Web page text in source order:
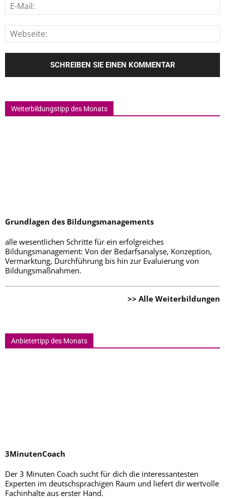
Weiterbildungstipp des Monats
Grundlagen des Bildungsmanagements
alle wesentlichen Schritte für ein erfolgreiches
Bildungsmanagement: Von der Bedarfsanalyse, Konzeption,
Vermarktung, Durchführung bis hin zur Evaluierung von
Bildungsmaßnahmen.
>> Alle Weiterbildungen
Anbietertipp des Monats
3MinutenCoach
Der 3 Minuten Coach sucht für dich die interessantesten
Experten im deutschsprachigen Raum und liefert dir wertvolle
Fachinhalte aus erster Hand.